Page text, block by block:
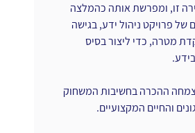
זו, ומפרשת אותה כהמלצה
של פרויקט ניהול ידע, בגישה
מטרה, כדי ליצור בסיס
צמחה ההכרה בחשיבות המשחוק
והחיים המקצועיים.